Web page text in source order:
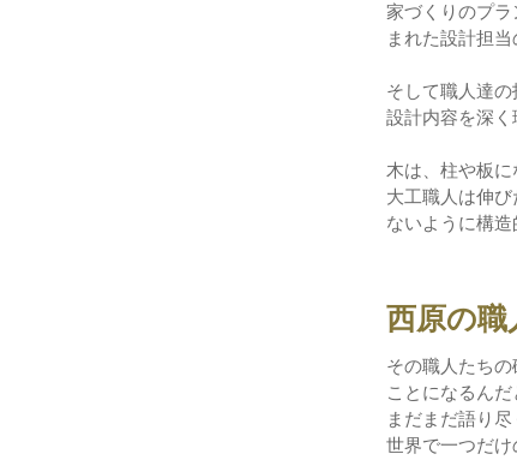
家づくりのプ
まれた設計担
そして職人達
設計内容を深く
木は、柱や板に
大工職人は伸
ないように構
西原の職
その職人たち
ことになるんだ
まだまだ語り
世界で一つだ